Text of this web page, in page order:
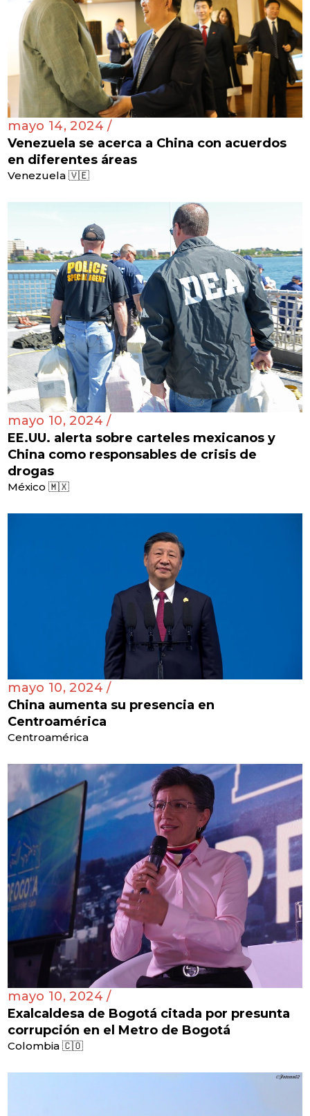
mayo 14, 2024 /
Venezuela se acerca a China con acuerdos
en diferentes áreas
Venezuela 🇻🇪
mayo 10, 2024 /
EE.UU. alerta sobre carteles mexicanos y
China como responsables de crisis de
drogas
México 🇲🇽
mayo 10, 2024 /
China aumenta su presencia en
Centroamérica
Centroamérica
mayo 10, 2024 /
Exalcaldesa de Bogotá citada por presunta
corrupción en el Metro de Bogotá
Colombia 🇨🇴